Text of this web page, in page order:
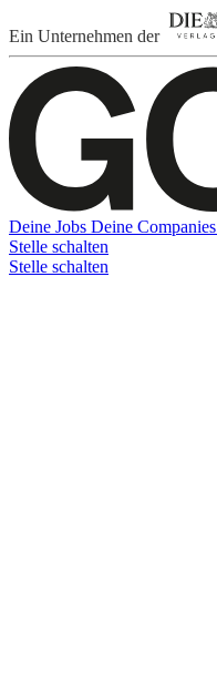
Ein Unternehmen der
Deine Jobs Deine Companies
Stelle schalten
Stelle schalten